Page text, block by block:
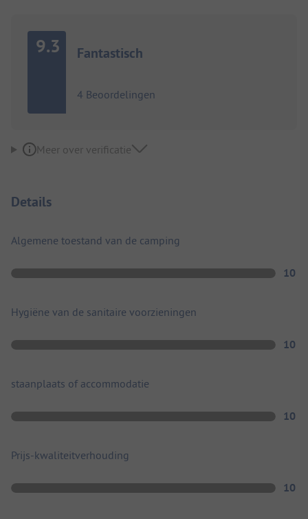
9.3 Fantastisch
4 Beoordelingen
Meer over verificatie
Details
Algemene toestand van de camping
10
Hygiëne van de sanitaire voorzieningen
10
staanplaats of accommodatie
10
Prijs-kwaliteitverhouding
10